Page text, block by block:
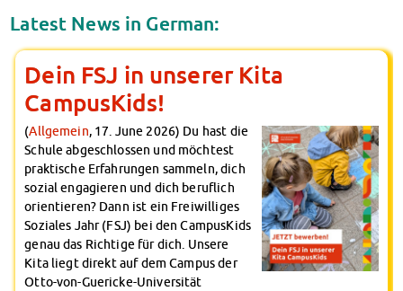
Contact Persons
Campus Child Care
Kita CampusKids
Kita Application
Flexible Child Care
Application
Terms of Use
Contact Persons
About Us
Info points & advice centers
About Us
Management Board
Latest News in German:
Dein FSJ in unserer Kita
CampusKids!
(Allgemein, 17. June 2026) Du hast die
Schule abgeschlossen und möchtest
praktische Erfahrungen sammeln, dich
sozial engagieren und dich beruflich
orientieren? Dann ist ein Freiwilliges
Soziales Jahr (FSJ) bei den CampusKids
genau das Richtige für dich. Unsere
Kita liegt direkt auf dem Campus der
Otto-von-Guericke-Universität